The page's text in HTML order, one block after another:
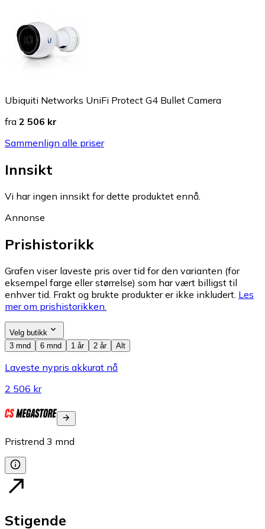
Ubiquiti Networks UniFi Protect G4 Bullet Camera
fra 2 506 kr
Sammenlign alle priser
Innsikt
Vi har ingen innsikt for dette produktet ennå.
Annonse
Prishistorikk
Grafen viser laveste pris over tid for den varianten (for
eksempel farge eller størrelse) som har vært billigst til
enhver tid. Frakt og brukte produkter er ikke inkludert. Les
mer om prishistorikken.
Velg butikk
3 mnd
6 mnd 1 år 2 år Alt
Laveste nypris akkurat nå
2 506 kr
Pristrend 3 mnd
Stigende